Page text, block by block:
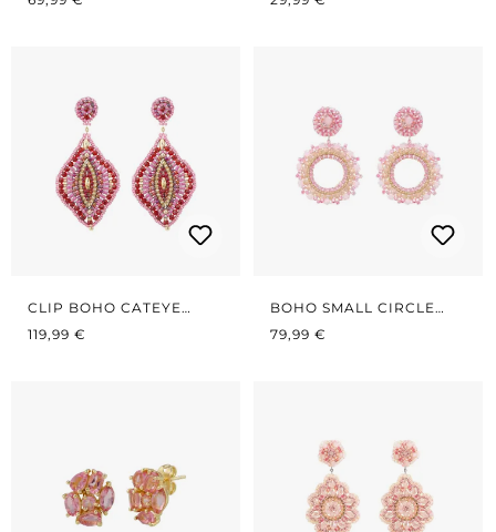
CLIP BOHO CATEYE
RED/PINK
REGULÄRER PREIS:
119,99 €
BOHO SMALL CIRCLE
SOFT ROSÉ
REGULÄRER PREIS:
79,99 €